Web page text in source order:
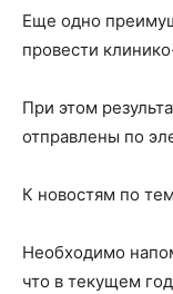
Еще одно
провести
При этом
отправлены по
К новостям по
Необходимо
что в текущем